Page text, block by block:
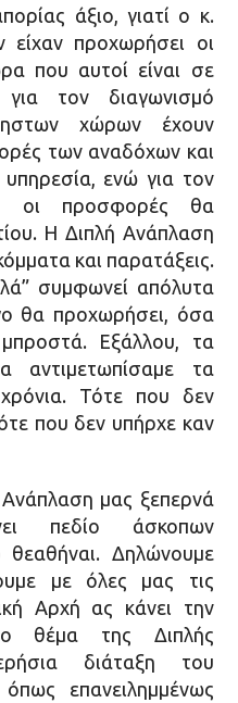
άξιο, γιατί ο κ.
προχωρήσει οι
που αυτοί είναι σε
για τον διαγωνισμό
χώρων έχουν
των αναδόχων και
υπηρεσία, ενώ για τον
οι προσφορές θα
Η Διπλή Ανάπλαση
και παρατάξεις.
συμφωνεί απόλυτα
θα προχωρήσει, όσα
Εξάλλου, τα
αντιμετωπίσαμε τα
Τότε που δεν
που δεν υπήρχε καν
μας ξεπερνά
πεδίο άσκοπων
θεαθήναι. Δηλώνουμε
με όλες μας τις
Αρχή ας κάνει την
θέμα της Διπλής
διάταξη του
επανειλημμένως